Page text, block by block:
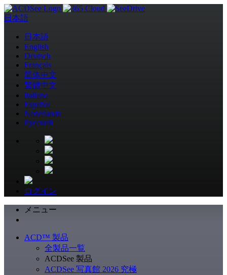
日本語
日本語
English
Deutsch
Français
简体中文
繁體中文
Italiano
Español
Nederlands
Pусский
ログイン
メニュー
ACD™ 製品
全製品一覧
ACDSee 製品
ACDSee 写真館 2026 究極